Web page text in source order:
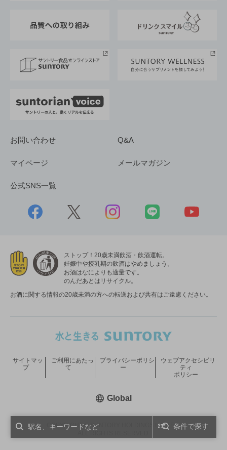
条件で探す
採用情報
お問い合わせ Q&A
マイページ メールマガジン
公式SNS一覧
ストップ！20歳未満飲酒・飲酒運転。
妊娠中や授乳期の飲酒はやめましょう。
お酒はなによりも適量です。
のんだあとはリサイクル。
お酒に関する情報の20歳未満の方への転送および共有はご遠慮ください。
COPYRIGHT © SUNTORY HOLDINGS LIMITED.
サイトマッ
プ
ご利用にあたっ
て
プライバシーポリシ
ー
ウェブアクセシビリ
ティ
ポリシー
Global新しいウィンドウで開く